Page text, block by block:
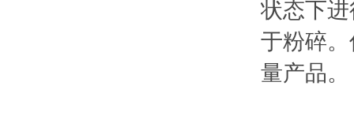
状态下
于粉碎
量产品。